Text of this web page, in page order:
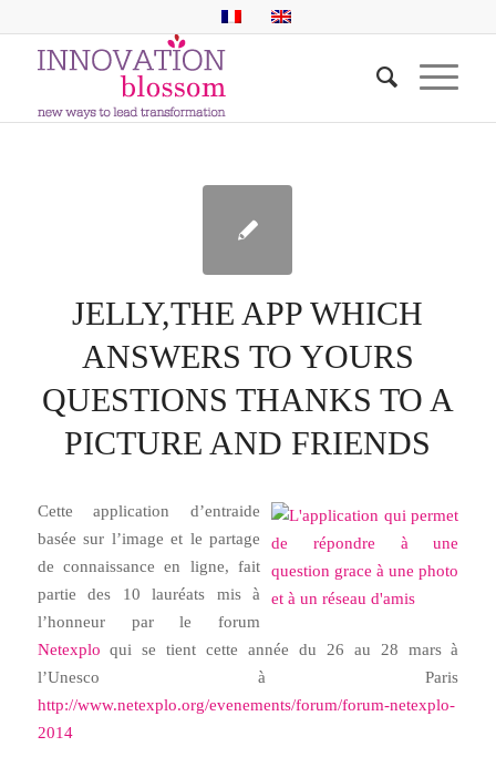
JELLY,THE APP WHICH
ANSWERS TO YOURS
QUESTIONS THANKS TO A
PICTURE AND FRIENDS
Cette application d’entraide
basée sur l’image et le partage
de connaissance en ligne, fait
partie des 10 lauréats mis à
l’honneur par le forum
Netexplo qui se tient cette année du 26 au 28 mars à
l’Unesco à Paris
http://www.netexplo.org/evenements/forum/forum-netexplo-
2014